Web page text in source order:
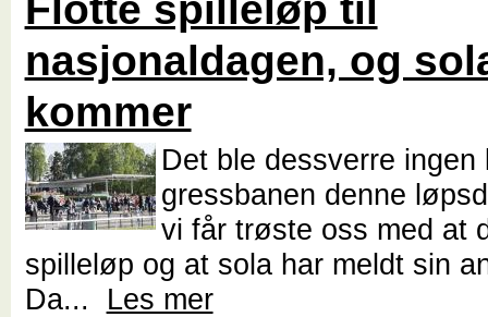
nasjonaldagen, og
kommer
Det ble dessverre ingen
gressbanen denne
vi får trøste oss med at
spilleløp og at sola har meldt sin
Da... Les mer